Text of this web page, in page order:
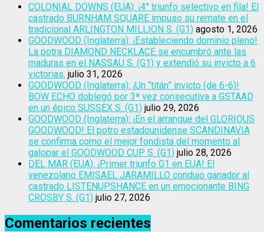
COLONIAL DOWNS (EUA): ¡4° triunfo selectivo en fila! El
castrado BURNHAM SQUARE impuso su remate en el
tradicional ARLINGTON MILLION S. (G1) agosto 1, 2026
GOODWOOD (Inglaterra): ¡Estableciendo dominio pleno!
La potra DIAMOND NECKLACE se encumbró ante las
maduras en el NASSAU S. (G1) y extendió su invicto a 6
victorias. julio 31, 2026
GOODWOOD (Inglaterra): ¡Un “titán” invicto (de 6-6)!
BOW ECHO doblegó por 3ª vez consecutiva a GSTAAD
en un épico SUSSEX S. (G1) julio 29, 2026
GOODWOOD (Inglaterra): ¡En el arranque del GLORIOUS
GOODWOOD! El potro estadounidense SCANDINAVIA
se confirma como el mejor fondista del momento al
galopar el GOODWOOD CUP S. (G1) julio 28, 2026
DEL MAR (EUA): ¡Primer triunfo G1 en EUA! El
venezolano EMISAEL JARAMILLO condujo ganador al
castrado LISTENUPSHANCE en un emocionante BING
CROSBY S. (G1) julio 27, 2026
Comentarios recientes